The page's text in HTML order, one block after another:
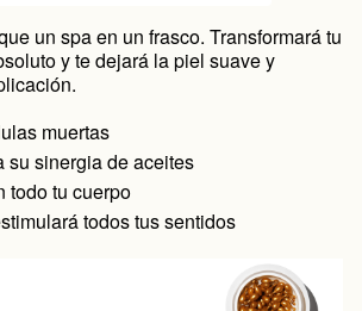
un spa en un frasco. Transformará tu
y te dejará la piel suave y
muertas
su sinergia de aceites
todo tu cuerpo
todos tus sentidos